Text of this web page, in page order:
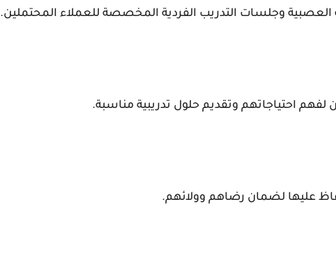
العصبية وجلسات التدريب الفردية المخصصة للعملاء المحتملين.
لفهم احتياجاتهم وتقديم حلول تدريبية مناسبة.
عليها لضمان رضاهم وولائهم.